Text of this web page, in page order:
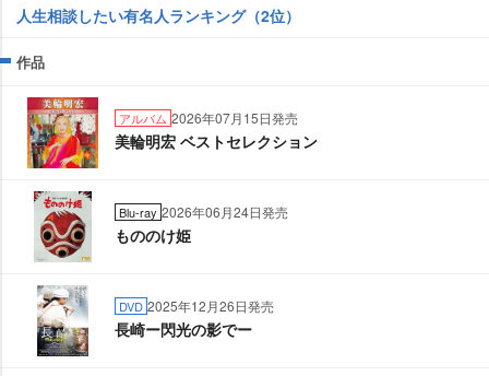
人生相談したい有名人ランキング（2位）
作品
アルバム 2026年07月15日発売
美輪明宏 ベストセレクション
Blu-ray 2026年06月24日発売
もののけ姫
DVD 2025年12月26日発売
長崎ー閃光の影でー